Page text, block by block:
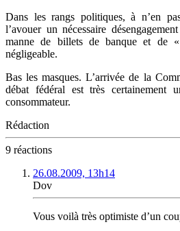
Dans les rangs politiques, à n’en
l’avouer un nécessaire
manne de billets de banque et de
négligeable.
Bas les masques. L’arrivée de la
débat fédéral est très
consommateur.
Rédaction
9 réactions
26.08.2009, 13h14
Dov
Vous voilà très optimiste d’un